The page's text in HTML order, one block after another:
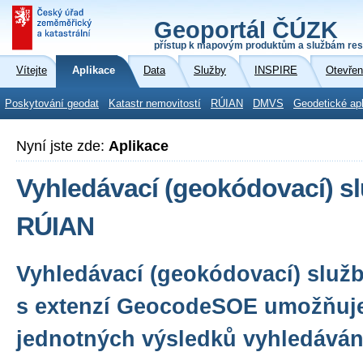
Geoportál ČÚZK
přístup k mapovým produktům a službám
Vítejte Aplikace Data Služby INSPIRE
Poskytování geodat Katastr nemovitostí RÚIAN DMVS Geodetické
Nyní jste zde: Aplikace
Vyhledávací (geokódovací)
RÚIAN
Vyhledávací (geokódovací)
s extenzí GeocodeSOE
jednotných výsledků